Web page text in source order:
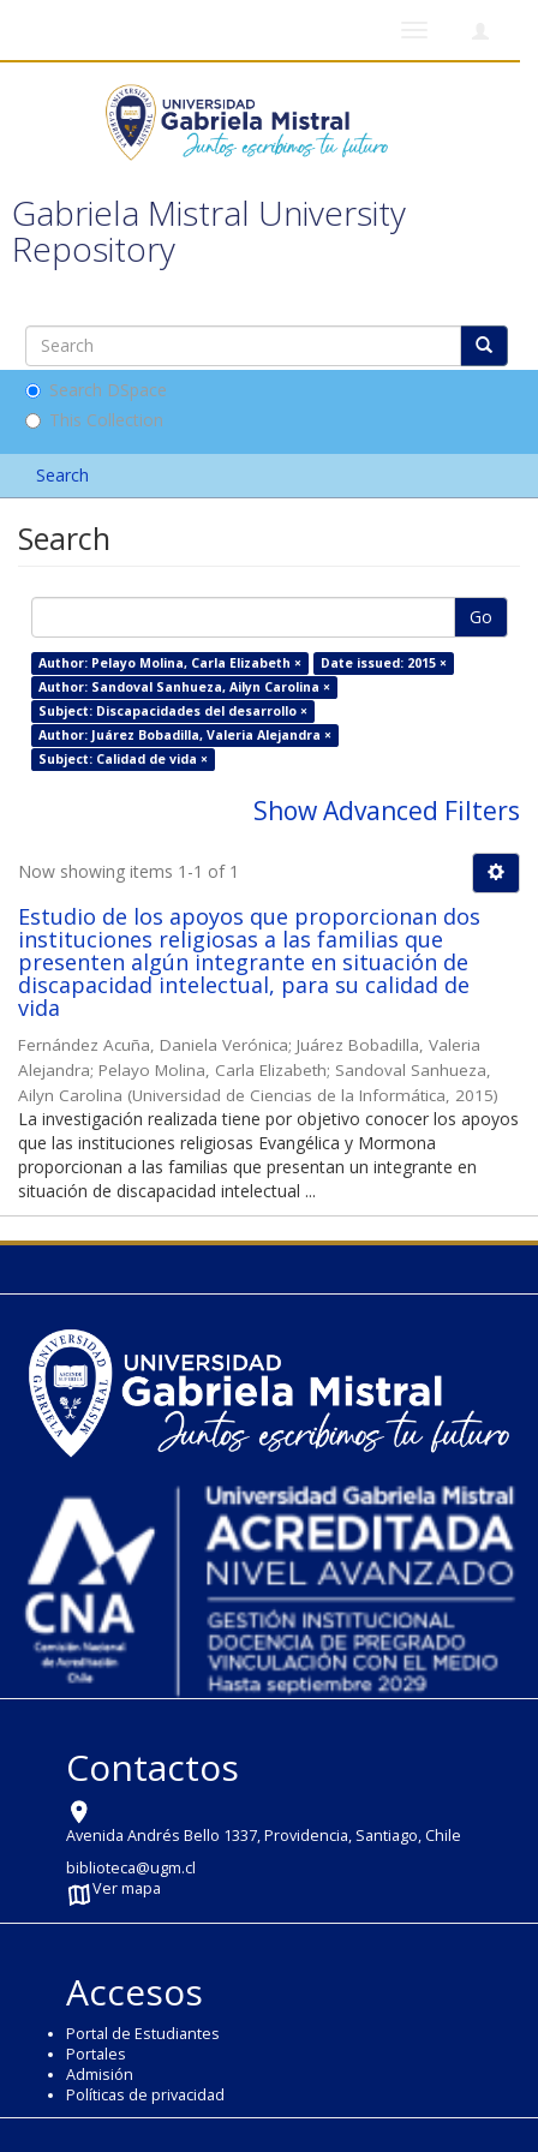
Gabriela Mistral University
Repository
Search DSpace
This Collection
Search
Search
Go
Author: Pelayo Molina, Carla Elizabeth ×
Date issued: 2015 ×
Author: Sandoval Sanhueza, Ailyn Carolina ×
Subject: Discapacidades del desarrollo ×
Author: Juárez Bobadilla, Valeria Alejandra ×
Subject: Calidad de vida ×
Show Advanced Filters
Now showing items 1-1 of 1
Estudio de los apoyos que proporcionan dos
instituciones religiosas a las familias que
presenten algún integrante en situación de
discapacidad intelectual, para su calidad de
vida
Fernández Acuña, Daniela Verónica; Juárez Bobadilla, Valeria
Alejandra; Pelayo Molina, Carla Elizabeth; Sandoval Sanhueza,
Ailyn Carolina (Universidad de Ciencias de la Informática, 2015)
La investigación realizada tiene por objetivo conocer los apoyos
que las instituciones religiosas Evangélica y Mormona
proporcionan a las familias que presentan un integrante en
situación de discapacidad intelectual ...
Contactos
Avenida Andrés Bello 1337, Providencia, Santiago, Chile
biblioteca@ugm.cl
Ver mapa
Accesos
Portal de Estudiantes
Portales
Admisión
Políticas de privacidad